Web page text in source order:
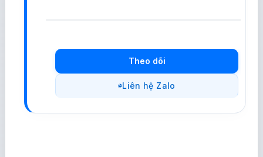
Theo dõi
Liên hệ Zalo